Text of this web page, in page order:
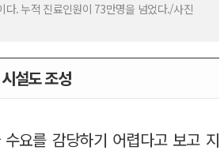
. 누적 진료인원이 73만명을 넘었다./사진
설도 조성
요를 감당하기 어렵다고 보고 지